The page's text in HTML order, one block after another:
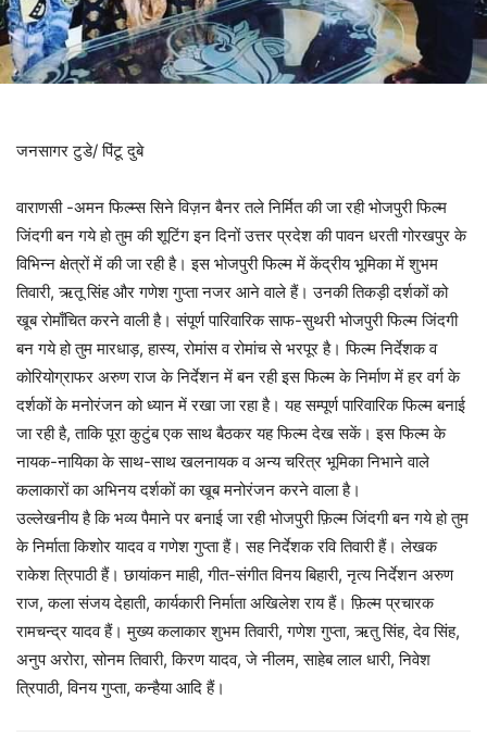
जनसागर टुडे/ पिंटू दुबे
वाराणसी -अमन फिल्म्स सिने विज़न बैनर तले निर्मित की जा रही भोजपुरी फिल्म
जिंदगी बन गये हो तुम की शूटिंग इन दिनों उत्तर प्रदेश की पावन धरती गोरखपुर के
विभिन्न क्षेत्रों में की जा रही है। इस भोजपुरी फिल्म में केंद्रीय भूमिका में शुभम
तिवारी, ऋतू सिंह और गणेश गुप्ता नजर आने वाले हैं। उनकी तिकड़ी दर्शकों को
खूब रोमाँचित करने वाली है। संपूर्ण पारिवारिक साफ-सुथरी भोजपुरी फिल्म जिंदगी
बन गये हो तुम मारधाड़, हास्य, रोमांस व रोमांच से भरपूर है। फिल्म निर्देशक व
कोरियोग्राफर अरुण राज के निर्देशन में बन रही इस फिल्म के निर्माण में हर वर्ग के
दर्शकों के मनोरंजन को ध्यान में रखा जा रहा है। यह सम्पूर्ण पारिवारिक फिल्म बनाई
जा रही है, ताकि पूरा कुटुंब एक साथ बैठकर यह फिल्म देख सकें। इस फिल्म के
नायक-नायिका के साथ-साथ खलनायक व अन्य चरित्र भूमिका निभाने वाले
कलाकारों का अभिनय दर्शकों का खूब मनोरंजन करने वाला है।
उल्लेखनीय है कि भव्य पैमाने पर बनाई जा रही भोजपुरी फ़िल्म जिंदगी बन गये हो तुम
के निर्माता किशोर यादव व गणेश गुप्ता हैं। सह निर्देशक रवि तिवारी हैं। लेखक
राकेश त्रिपाठी हैं। छायांकन माही, गीत-संगीत विनय बिहारी, नृत्य निर्देशन अरुण
राज, कला संजय देहाती, कार्यकारी निर्माता अखिलेश राय हैं। फ़िल्म प्रचारक
रामचन्द्र यादव हैं। मुख्य कलाकार शुभम तिवारी, गणेश गुप्ता, ऋतु सिंह, देव सिंह,
अनुप अरोरा, सोनम तिवारी, किरण यादव, जे नीलम, साहेब लाल धारी, निवेश
त्रिपाठी, विनय गुप्ता, कन्हैया आदि हैं।